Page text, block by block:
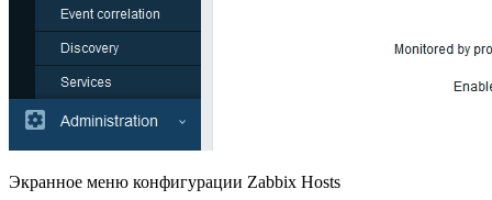
Экранное меню конфигурации Zabbix Hosts